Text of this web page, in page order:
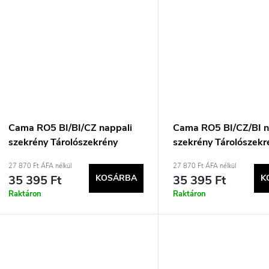
Cama RO5 BI/BI/CZ nappali
szekrény Tárolószekrény
27 870 Ft ÁFA nélkül
35 395 Ft
Raktáron
KOSÁRBA
Cama RO5 BI/CZ/BI
szekrény
27 870 Ft ÁFA nélkül
35 395 Ft
Raktáron